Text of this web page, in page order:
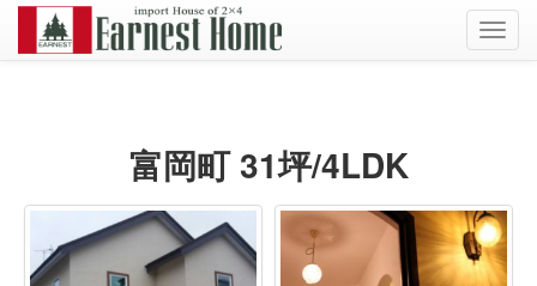
富岡町 31坪/4LDK